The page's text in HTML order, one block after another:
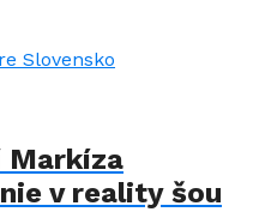
Markíza
v reality šou